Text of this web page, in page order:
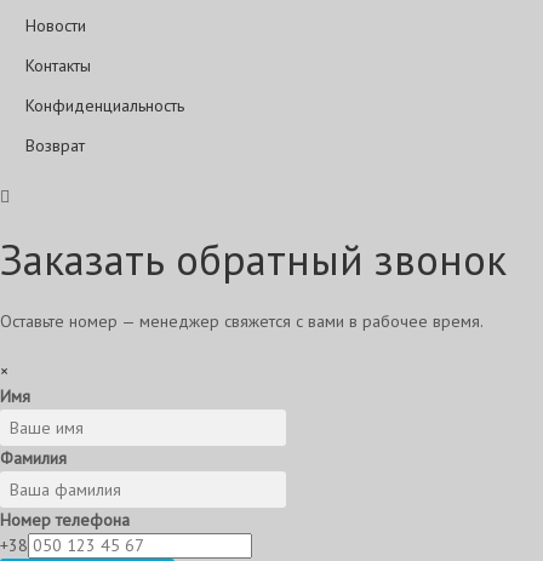
Новости
Контакты
Конфиденциальность
Возврат
Заказать обратный звонок
Оставьте номер — менеджер свяжется с вами в рабочее время.
×
Имя
Фамилия
Номер телефона
+38